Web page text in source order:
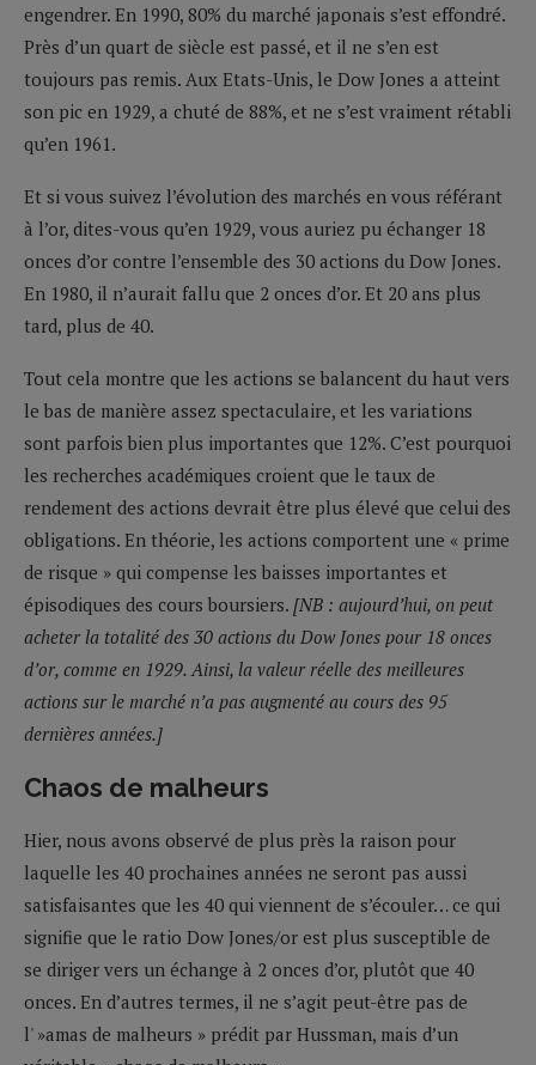
engendrer. En 1990, 80% du marché japonais s’est effondré.
Près d’un quart de siècle est passé, et il ne s’en est
toujours pas remis. Aux Etats-Unis, le Dow Jones a atteint
son pic en 1929, a chuté de 88%, et ne s’est vraiment rétabli
qu’en 1961.
Et si vous suivez l’évolution des marchés en vous référant
à l’or, dites-vous qu’en 1929, vous auriez pu échanger 18
onces d’or contre l’ensemble des 30 actions du Dow Jones.
En 1980, il n’aurait fallu que 2 onces d’or. Et 20 ans plus
tard, plus de 40.
Tout cela montre que les actions se balancent du haut vers
le bas de manière assez spectaculaire, et les variations
sont parfois bien plus importantes que 12%. C’est pourquoi
les recherches académiques croient que le taux de
rendement des actions devrait être plus élevé que celui des
obligations. En théorie, les actions comportent une « prime
de risque » qui compense les baisses importantes et
épisodiques des cours boursiers. [NB : aujourd’hui, on peut
acheter la totalité des 30 actions du Dow Jones pour 18 onces
d’or, comme en 1929. Ainsi, la valeur réelle des meilleures
actions sur le marché n’a pas augmenté au cours des 95
dernières années.]
Chaos de malheurs
Hier, nous avons observé de plus près la raison pour
laquelle les 40 prochaines années ne seront pas aussi
satisfaisantes que les 40 qui viennent de s’écouler… ce qui
signifie que le ratio Dow Jones/or est plus susceptible de
se diriger vers un échange à 2 onces d’or, plutôt que 40
onces. En d’autres termes, il ne s’agit peut-être pas de
l' »amas de malheurs » prédit par Hussman, mais d’un